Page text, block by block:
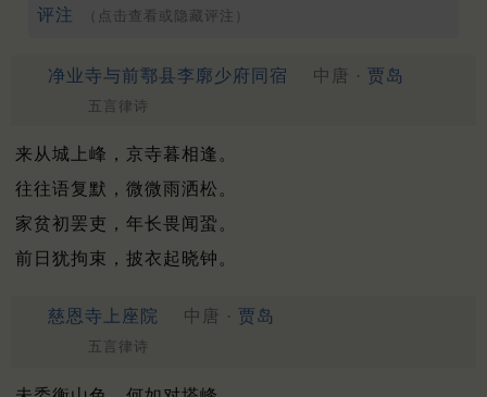
评注 （点击查看或隐藏评注）
净业寺与前鄠县李廓少府同宿 中唐 · 贾岛
五言律诗
来从城上峰，京寺暮相逢。
往往语复默，微微雨洒松。
家贫初罢吏，年长畏闻蛩。
前日犹拘束，披衣起晓钟。
慈恩寺上座院 中唐 · 贾岛
五言律诗